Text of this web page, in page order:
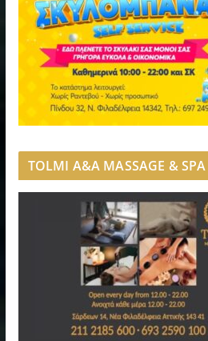
TOLMI A&A MASSAGE & SPA